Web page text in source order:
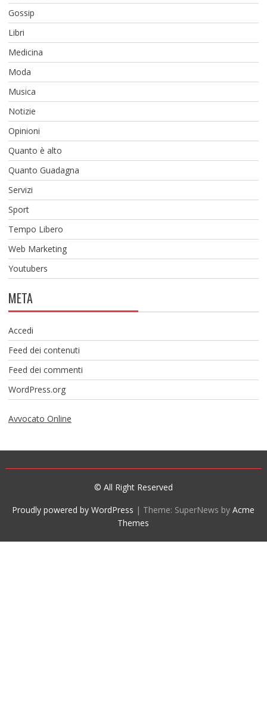
Gossip
Libri
Medicina
Moda
Musica
Notizie
Opinioni
Quanto è alto
Quanto Guadagna
Servizi
Sport
Tempo Libero
Web Marketing
Youtubers
META
Accedi
Feed dei contenuti
Feed dei commenti
WordPress.org
Avvocato Online
© All Right Reserved
Proudly powered by WordPress | Theme: SuperNews byAcme
Themes